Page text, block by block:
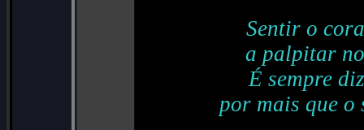
Sentir o
a palpitar
É sempre
por mais que o